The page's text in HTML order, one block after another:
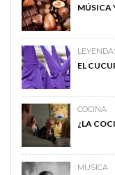
MÚSICA
EL
COCINA
¿LA
MUSICA